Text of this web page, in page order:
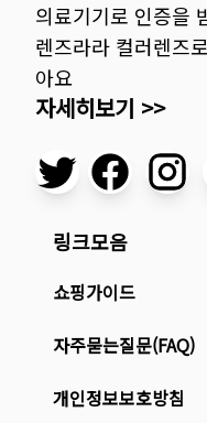
의료기기로 인증을
렌즈라라 컬러렌즈
아요
자세히보기 >>
링크모음
쇼핑가이드
자주묻는질문(FAQ)
개인정보보호방침